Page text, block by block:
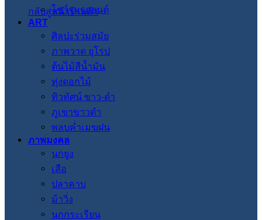
กลับสู่หน้าร้านค้า
โชว์รูมรถยนต์
ART
ศิลปะร่วมสมัย
ภาพวาด ยุโรป
ต้นไม้สีน้ำมัน
ทุ่งดอกไม้
ทิวทัศน์ ขาว-ดำ
ภูเขาขาวดำ
พลบค่ำเมฆฝน
ภาพมงคล
นกยูง
เสือ
ปลาคาบ
ม้าวิ่ง
นกกระเรียน